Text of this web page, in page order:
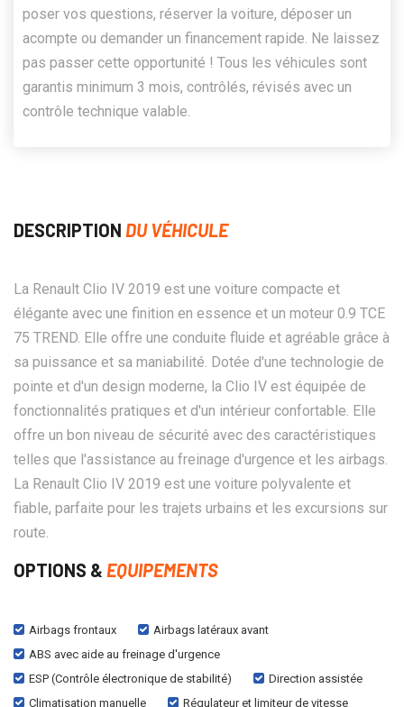
poser vos questions, réserver la voiture, déposer un
acompte ou demander un financement rapide. Ne laissez
pas passer cette opportunité ! Tous les véhicules sont
garantis minimum 3 mois, contrôlés, révisés avec un
contrôle technique valable.
DESCRIPTION DU VÉHICULE
La Renault Clio IV 2019 est une voiture compacte et
élégante avec une finition en essence et un moteur 0.9 TCE
75 TREND. Elle offre une conduite fluide et agréable grâce à
sa puissance et sa maniabilité. Dotée d'une technologie de
pointe et d'un design moderne, la Clio IV est équipée de
fonctionnalités pratiques et d'un intérieur confortable. Elle
offre un bon niveau de sécurité avec des caractéristiques
telles que l'assistance au freinage d'urgence et les airbags.
La Renault Clio IV 2019 est une voiture polyvalente et
fiable, parfaite pour les trajets urbains et les excursions sur
route.
OPTIONS & EQUIPEMENTS
Airbags frontaux
Airbags latéraux avant
ABS avec aide au freinage d'urgence
ESP (Contrôle électronique de stabilité)
Direction assistée
Climatisation manuelle
Régulateur et limiteur de vitesse